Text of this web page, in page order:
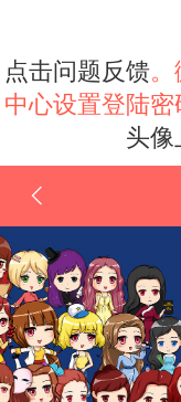
点击问题反馈
中心设置登陆密
头像